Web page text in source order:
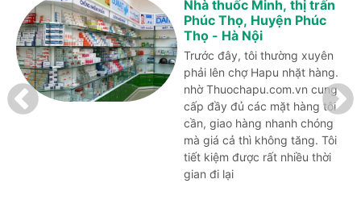
Nhà thuốc Minh, thị trấn
Phúc Thọ, Huyện Phúc
Thọ - Hà Nội
Trước đây, tôi thường xuyên
phải lên chợ Hapu nhặt hàng.
nhờ Thuochapu.com.vn cung
cấp đầy đủ các mặt hàng tôi
cần, giao hàng nhanh chóng
mà giá cả thì không tăng. Tôi
tiết kiệm được rất nhiều thời
gian đi lại